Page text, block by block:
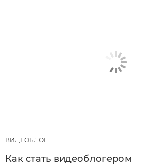
ВИДЕОБЛОГ
Как стать видеоблогером